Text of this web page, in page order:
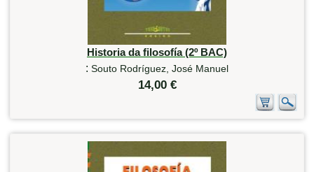
Historia da filosofía (2º BAC)
: Souto Rodríguez, José Manuel
14,00 €